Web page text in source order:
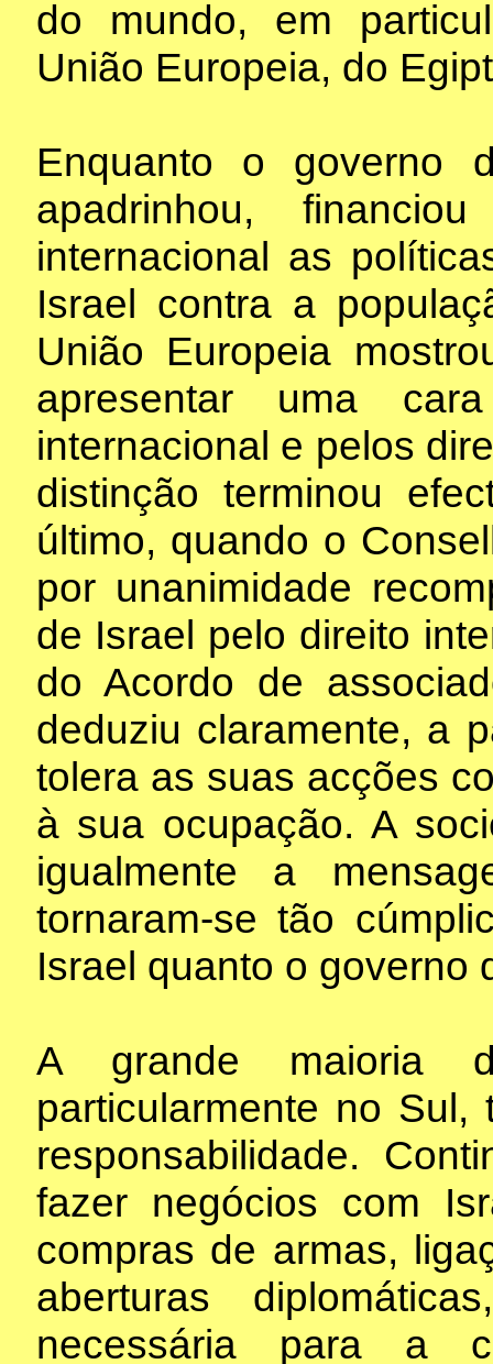
do mundo, em
União Europeia, do
Enquanto o governo
apadrinhou,
internacional as
Israel contra a
União Europeia
apresentar uma
internacional e pelos
distinção terminou
último, quando o
por unanimidade
de Israel pelo direito
do Acordo de
deduziu claramente, a
tolera as suas acções
à sua ocupação. A
igualmente a
tornaram-se tão
Israel quanto o governo
A grande maioria
particularmente no
responsabilidade.
fazer negócios com
compras de armas,
aberturas
necessária para a